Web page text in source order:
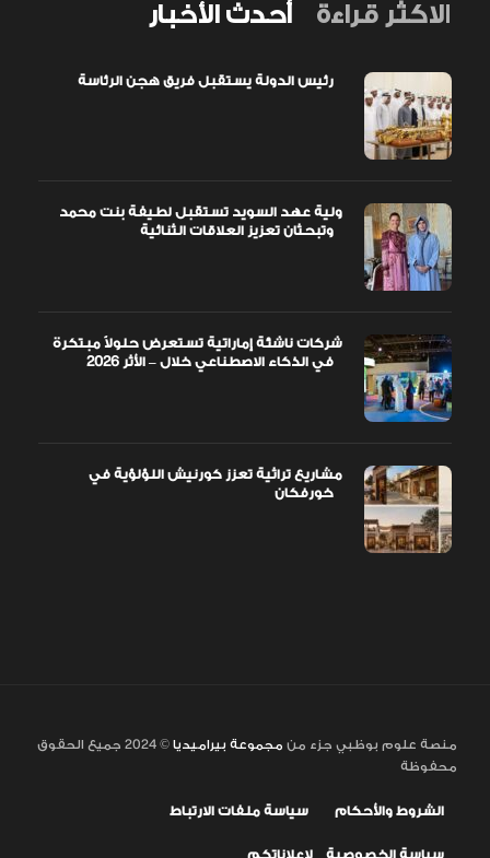
أحدث الأخبار الاكثر قراءة
ولية عهد السويد تستقبل لطيفة بنت محمد
شركات ناشئة إماراتية تستعرض حلولاً مبتكرة
مشاريع تراثية تعزز كورنيش اللؤلؤية في
منصة علوم بوظبي جزء من مجموعة بيراميديا
© 2024 جميع الحقوق
محفوظة
الشروط والأحكام سياسة ملفات الارتباط